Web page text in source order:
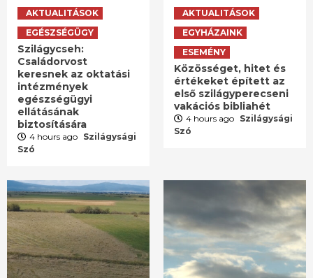
AKTUALITÁSOK
EGÉSZSÉGÜGY
Szilágycseh:
Családorvost
keresnek az oktatási
intézmények
egészségügyi
ellátásának
biztosítására
4 hours ago Szilágysági
Szó
AKTUALITÁSOK
EGYHÁZAINK
ESEMÉNY
Közösséget, hitet és
értékeket épített az
első szilágyperecseni
vakációs bibliahét
4 hours ago Szilágysági
Szó